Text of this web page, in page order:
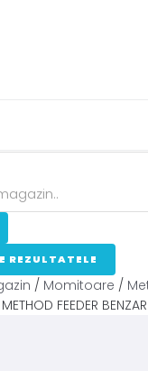
REZULTATELE
/ Momitoare /
FEEDER